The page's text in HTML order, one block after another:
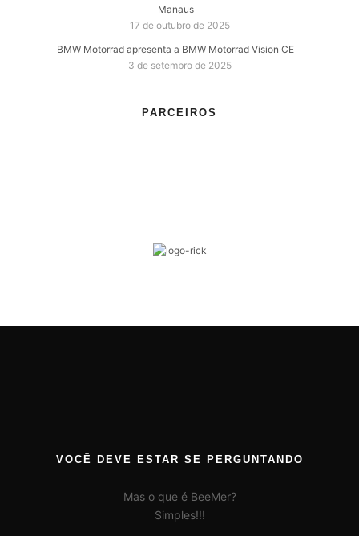
Manaus
17 de outubro de 2025
BMW Motorrad apresenta a BMW Motorrad Vision CE
3 de setembro de 2025
PARCEIROS
VOCÊ DEVE ESTAR SE PERGUNTANDO
Mas o que é BeeMer?
Simples!!!